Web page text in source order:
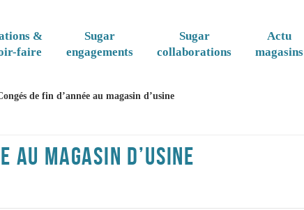
&
faire
Sugar
engagements
Sugar
collaborations
Actu
magasins
de fin d’année au magasin d’usine
AU MAGASIN D’USINE